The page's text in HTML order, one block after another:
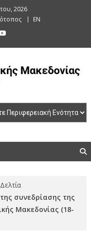
2026
EN
Δελτία
συνεδρίασης της
Μακεδονίας (18-